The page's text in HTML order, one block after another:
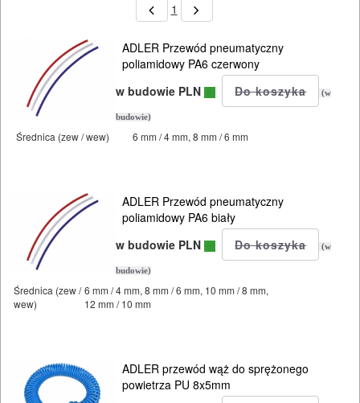
SIECIOWE
1
ADLER Przewód pneumatyczny
poliamidowy PA6 czerwony
w budowie PLN
(w
budowie)
Średnica (zew / wew) 6 mm / 4 mm, 8 mm / 6 mm
ADLER Przewód pneumatyczny
poliamidowy PA6 biały
w budowie PLN
(w
budowie)
Średnica (zew /
wew)
6 mm / 4 mm, 8 mm / 6 mm, 10 mm / 8 mm,
12 mm / 10 mm
ADLER przewód wąż do sprężonego
powietrza PU 8x5mm